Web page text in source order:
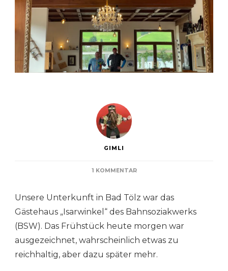
GIMLI
1 KOMMENTARZU
BAD
–
ACHENSEE
JENBACH
Unsere Unterkunft in Bad Tölz war das
Gästehaus „Isarwinkel“ des Bahnsoziakwerks
(BSW). Das Frühstück heute morgen war
ausgezeichnet, wahrscheinlich etwas zu
reichhaltig, aber dazu später mehr.